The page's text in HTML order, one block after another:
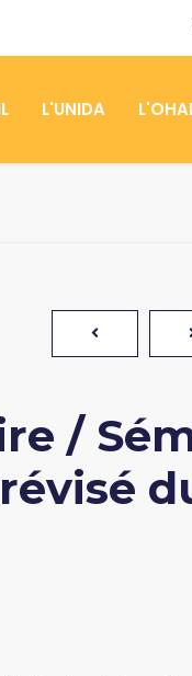
L'UNIDA
/